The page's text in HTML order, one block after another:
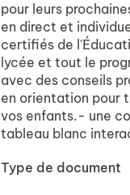
pour leurs
en direct et
certifiés de
lycée et tout le
avec des conseils
en orientation pour
vos enfants.- une
tableau blanc
Type de document